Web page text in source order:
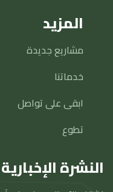
المزيد
مشاريع جديدة
خدماتنا
ابقى على تواصل
تطوع
النشرة الإخبارية